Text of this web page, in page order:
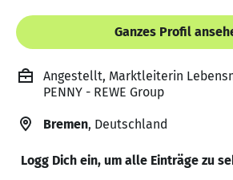
Ganzes Profil
Angestellt, Marktleiterin
PENNY - REWE Group
Bremen, Deutschland
Logg Dich ein, um alle Einträge zu